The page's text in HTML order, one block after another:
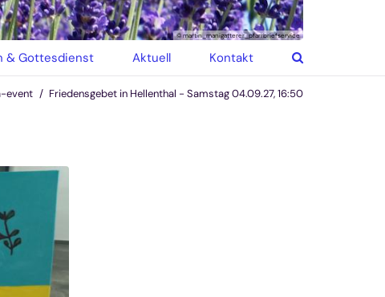
& Gottesdienst Aktuell Kontakt
© martin_manigatterer_pfarrbriefservice
event Friedensgebet in Hellenthal - Samstag 04.09.27, 16:50